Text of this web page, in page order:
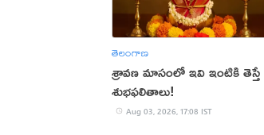
తెలంగాణ
శ్రావణ మాసంలో ఇవి ఇంటికి తెస్తే
శుభఫలితాలు!
Aug 03, 2026, 17:08 IST